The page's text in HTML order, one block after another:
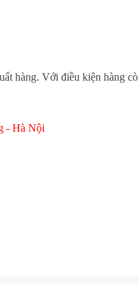
hàng. Với điều kiện hàng
- Hà Nội